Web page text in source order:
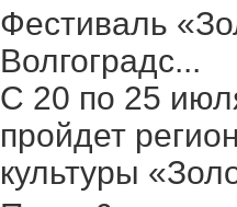
Фестиваль
Волгоградс...
С 20 по 25
пройдет
культуры